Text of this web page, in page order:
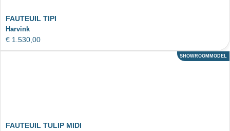
FAUTEUIL TIPI
Harvink
€ 1.530,00
ACTIE
SHOWROOMMODEL
FAUTEUIL TULIP MIDI